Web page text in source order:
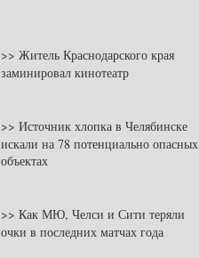
>> Житель Краснодарского края
заминировал кинотеатр
>> Источник хлопка в Челябинске
искали на 78 потенциально опасных
объектах
>> Как МЮ, Челси и Сити теряли
очки в последних матчах года